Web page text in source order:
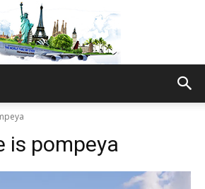
is pompeya